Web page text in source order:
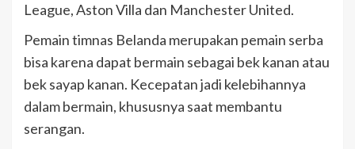
League, Aston Villa dan Manchester United.
Pemain timnas Belanda merupakan pemain serba
bisa karena dapat bermain sebagai bek kanan atau
bek sayap kanan. Kecepatan jadi kelebihannya
dalam bermain, khususnya saat membantu
serangan.